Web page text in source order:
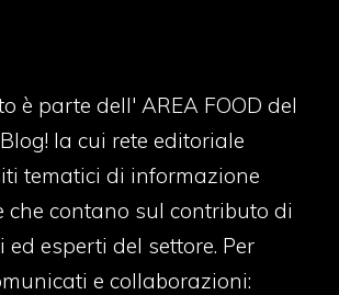
è parte dell' AREA FOOD del
la cui rete editoriale
tematici di informazione
che contano sul contributo di
esperti del settore. Per
e collaborazioni: